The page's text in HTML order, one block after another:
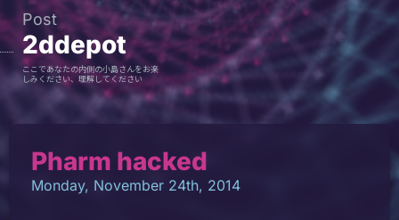
Post
2ddepot
ここであなたの内側の小島さんをお楽
しみください、理解してください
Pharm hacked
Monday, November 24th, 2014